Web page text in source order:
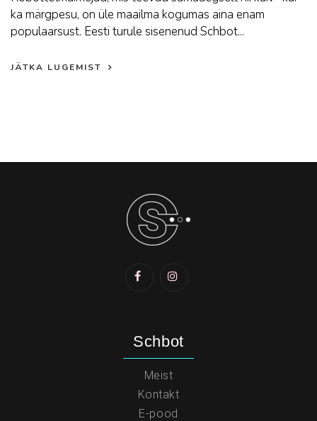
ka märgpesu, on üle maailma kogumas aina enam
populaarsust. Eesti turule sisenenud Schbot...
JÄTKA LUGEMIST
Schbot
Meist
Kontakt
E-pood